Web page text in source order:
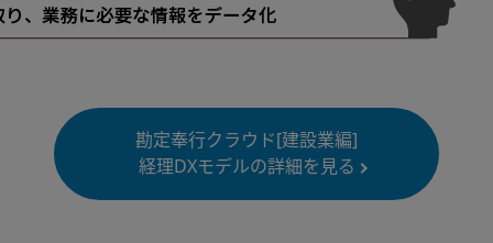
勘定奉行クラウド[建設業編]
経理DXモデルの詳細を見る